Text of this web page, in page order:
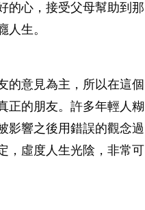
的心，接受父母幫助到那
人生。
的意見為主，所以在這個
正的朋友。許多年輕人糊
影響之後用錯誤的觀念過
，虛度人生光陰，非常可